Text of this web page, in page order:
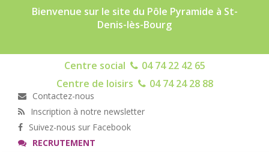
Bienvenue sur le site du Pôle Pyramide à St-
Denis-lès-Bourg
Centre social
04 74 22 42 65
Centre de loisirs
04 74 24 28 88
Contactez-nous
Inscription à notre newsletter
Suivez-nous sur Facebook
RECRUTEMENT